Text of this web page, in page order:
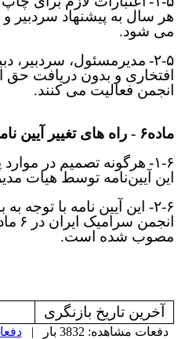
سال به پیشنهاد سردبیر و
شود.
۵- مدیرمسئول، سردبیر،
و بدون دریافت حق
فعالیت می­ کنند.
­های تغییر آیین­ نامه:
۶- هرگونه تصمیم در موارد
آییننامه توسط هیات
سرامیک ایران در
شده است.
آخرین تاریخ بازنگری
دفعات مشاهده: 3832 بار | دفعات